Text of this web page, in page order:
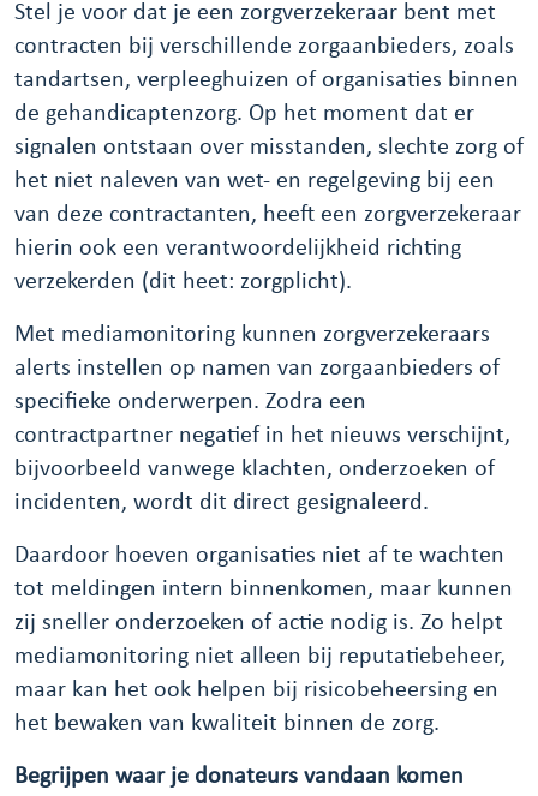
Stel je voor dat je een zorgverzekeraar bent met
contracten bij verschillende zorgaanbieders, zoals
tandartsen, verpleeghuizen of organisaties binnen
de gehandicaptenzorg. Op het moment dat er
signalen ontstaan over misstanden, slechte zorg of
het niet naleven van wet- en regelgeving bij een
van deze contractanten, heeft een zorgverzekeraar
hierin ook een verantwoordelijkheid richting
verzekerden (dit heet: zorgplicht).
Met mediamonitoring kunnen zorgverzekeraars
alerts instellen op namen van zorgaanbieders of
specifieke onderwerpen. Zodra een
contractpartner negatief in het nieuws verschijnt,
bijvoorbeeld vanwege klachten, onderzoeken of
incidenten, wordt dit direct gesignaleerd.
Daardoor hoeven organisaties niet af te wachten
tot meldingen intern binnenkomen, maar kunnen
zij sneller onderzoeken of actie nodig is. Zo helpt
mediamonitoring niet alleen bij reputatiebeheer,
maar kan het ook helpen bij risicobeheersing en
het bewaken van kwaliteit binnen de zorg.
Begrijpen waar je donateurs vandaan komen